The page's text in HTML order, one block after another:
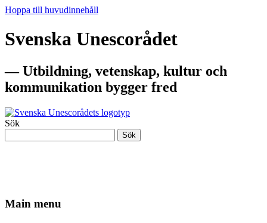
Hoppa till huvudinnehåll
Svenska Unescorådet
— Utbildning, vetenskap, kultur och
kommunikation bygger fred
Sök
Sök
Main menu